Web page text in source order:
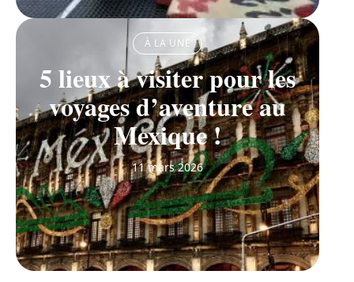
À LA UNE
5 lieux à visiter pour les
voyages d’aventure au
Mexique !
11 mars 2026